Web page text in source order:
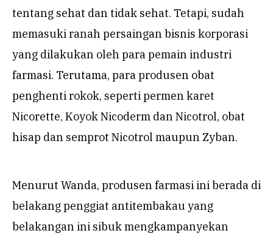
tentang sehat dan tidak sehat. Tetapi, sudah
memasuki ranah persaingan bisnis korporasi
yang dilakukan oleh para pemain industri
farmasi. Terutama, para produsen obat
penghenti rokok, seperti permen karet
Nicorette, Koyok Nicoderm dan Nicotrol, obat
hisap dan semprot Nicotrol maupun Zyban.
Menurut Wanda, produsen farmasi ini berada di
belakang penggiat antitembakau yang
belakangan ini sibuk mengkampanyekan